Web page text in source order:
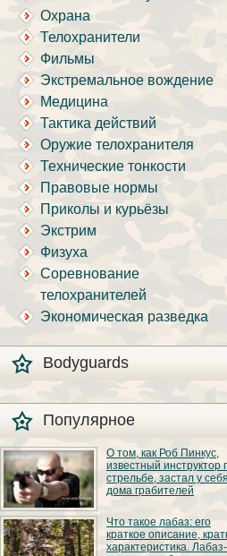
Охрана
Телохранители
Фильмы
Экстремальное вождение
Медицина
Тактика действий
Оружие телохранителя
Технические тонкости
Правовые нормы
Приколы и курьёзы
Экстрим
Физуха
Соревнование
телохранителей
Экономическая разведка
Bodyguards
Популярное
О том, как Роб Пинкус,
известный инструктор
стрельбе, застал у себя
дома грабителей
Вот вы всё говорите:
«В США круто, там
можно любого
постороннего в своём
Что такое лабаз: его
краткое описание,
характеристика. Лабаз-